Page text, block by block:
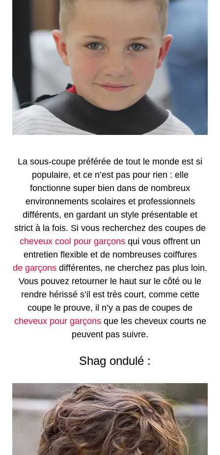
La sous-coupe préférée de tout le monde est si
populaire, et ce n’est pas pour rien : elle
fonctionne super bien dans de nombreux
environnements scolaires et professionnels
différents, en gardant un style présentable et
strict à la fois. Si vous recherchez des coupes de
cheveux cool pour garçons qui vous offrent un
entretien flexible et de nombreuses coiffures
de garçons différentes, ne cherchez pas plus loin.
Vous pouvez retourner le haut sur le côté ou le
rendre hérissé s’il est très court, comme cette
coupe le prouve, il n’y a pas de coupes de
cheveux pour garçonsque les cheveux courts ne
peuvent pas suivre.
Shag ondulé :